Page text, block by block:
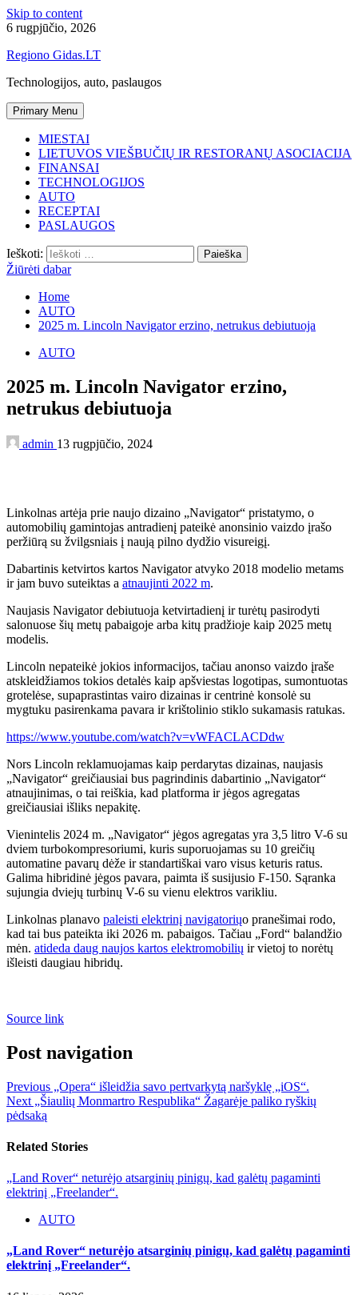
Skip to content
6 rugpjūčio, 2026
Regiono Gidas.LT
Technologijos, auto, paslaugos
Primary Menu
MIESTAI
LIETUVOS VIEŠBUČIŲ IR RESTORANŲ ASOCIACIJA
FINANSAI
TECHNOLOGIJOS
AUTO
RECEPTAI
PASLAUGOS
Ieškoti:
Žiūrėti dabar
Home
AUTO
2025 m. Lincoln Navigator erzino, netrukus debiutuoja
AUTO
2025 m. Lincoln Navigator erzino,
netrukus debiutuoja
admin 13 rugpjūčio, 2024
Linkolnas artėja prie naujo dizaino „Navigator“ pristatymo, o
automobilių gamintojas antradienį pateikė anonsinio vaizdo įrašo
peržiūrą su žvilgsniais į naują pilno dydžio visureigį.
Dabartinis ketvirtos kartos Navigator atvyko 2018 modelio metams
ir jam buvo suteiktas a atnaujinti 2022 m.
Naujasis Navigator debiutuoja ketvirtadienį ir turėtų pasirodyti
salonuose šių metų pabaigoje arba kitų pradžioje kaip 2025 metų
modelis.
Lincoln nepateikė jokios informacijos, tačiau anonso vaizdo įraše
atskleidžiamos tokios detalės kaip apšviestas logotipas, sumontuotas
grotelėse, supaprastintas vairo dizainas ir centrinė konsolė su
mygtuku pasirenkama pavara ir krištolinio stiklo sukamasis ratukas.
https://www.youtube.com/watch?v=vWFACLACDdw
Nors Lincoln reklamuojamas kaip perdarytas dizainas, naujasis
„Navigator“ greičiausiai bus pagrindinis dabartinio „Navigator“
atnaujinimas, o tai reiškia, kad platforma ir jėgos agregatas
greičiausiai išliks nepakitę.
Vienintelis 2024 m. „Navigator“ jėgos agregatas yra 3,5 litro V-6 su
dviem turbokompresoriumi, kuris suporuojamas su 10 greičių
automatine pavarų dėže ir standartiškai varo visus keturis ratus.
Galima hibridinė jėgos pavara, paimta iš susijusio F-150. Sąranka
sujungia dviejų turbinų V-6 su vienu elektros varikliu.
Linkolnas planavo paleisti elektrinį navigatoriųo pranešimai rodo,
kad tai bus pateikta iki 2026 m. pabaigos. Tačiau „Ford“ balandžio
mėn. atideda daug naujos kartos elektromobilių ir vietoj to norėtų
išleisti daugiau hibridų.
Source link
Post navigation
Previous „Opera“ išleidžia savo pertvarkytą naršyklę „iOS“.
Next „Šiaulių Monmartro Respublika“ Žagarėje paliko ryškių
pėdsaką
Related Stories
„Land Rover“ neturėjo atsarginių pinigų, kad galėtų pagaminti
elektrinį „Freelander“.
AUTO
„Land Rover“ neturėjo atsarginių pinigų, kad galėtų pagaminti
elektrinį „Freelander“.